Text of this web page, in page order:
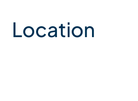
Location